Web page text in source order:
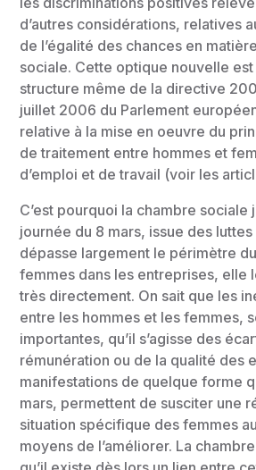
d’autres considérations, relatives
de l’égalité des chances en
sociale. Cette optique nouvelle
structure même de la directive
juillet 2006 du Parlement
relative à la mise en oeuvre du
de traitement entre hommes et
d’emploi et de travail (voir les
C’est pourquoi la chambre sociale
journée du 8 mars, issue des
dépasse largement le périmètre
femmes dans les entreprises, elle
très directement. On sait que les
entre les hommes et les femmes,
importantes, qu’il s’agisse des
rémunération ou de la qualité des
manifestations de quelque forme
mars, permettent de susciter une
situation spécifique des femmes
moyens de l’améliorer. La